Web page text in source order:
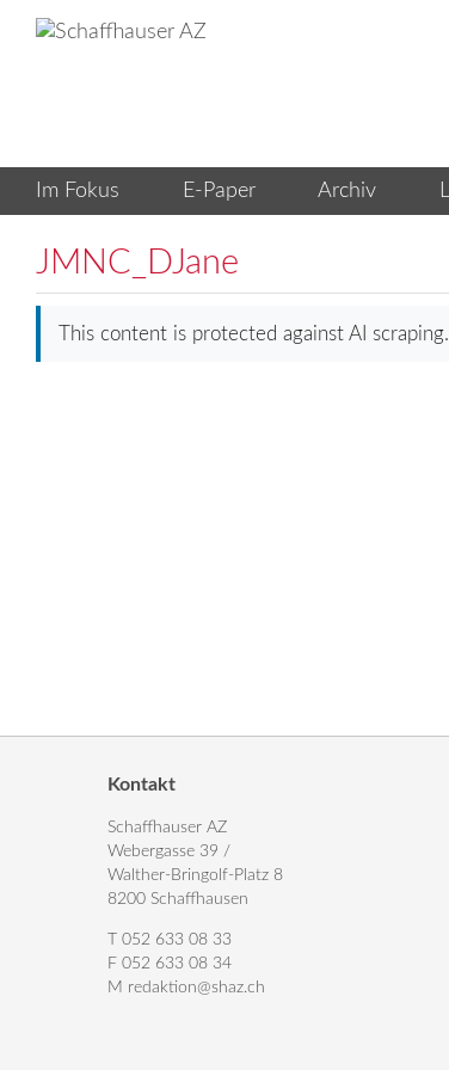
JMNC_DJane
This content is protected against AI scraping.
Kontakt
Schaffhauser AZ
Webergasse 39 /
Walther-Bringolf-Platz 8
8200 Schaffhausen
T 052 633 08 33
F 052 633 08 34
M redaktion@shaz.ch